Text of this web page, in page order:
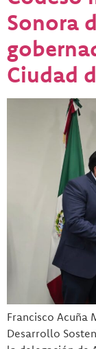
Sonora
Ciudad
Francisco Acuña
Desarrollo